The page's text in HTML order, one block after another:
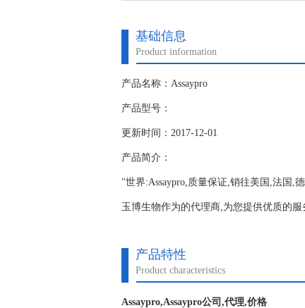
基础信息
Product information
产品名称：Assaypro
产品型号：
更新时间：2017-12-01
产品简介：
"世界:Assaypro,质量保证,销往美国,法国,
玉博生物作为的代理商,为您提供优质的服
产品特性
Product characteristics
Assaypro,Assaypro公司,代理,价格